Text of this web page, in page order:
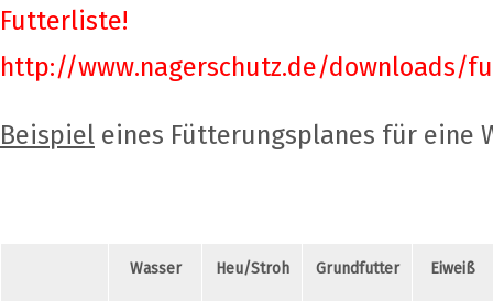
Futterliste!
http://www.nagerschutz.de/downloads/
Beispiel eines Fütterungsplanes für eine
Wasser Heu/Stroh Grundfutter Eiweiß